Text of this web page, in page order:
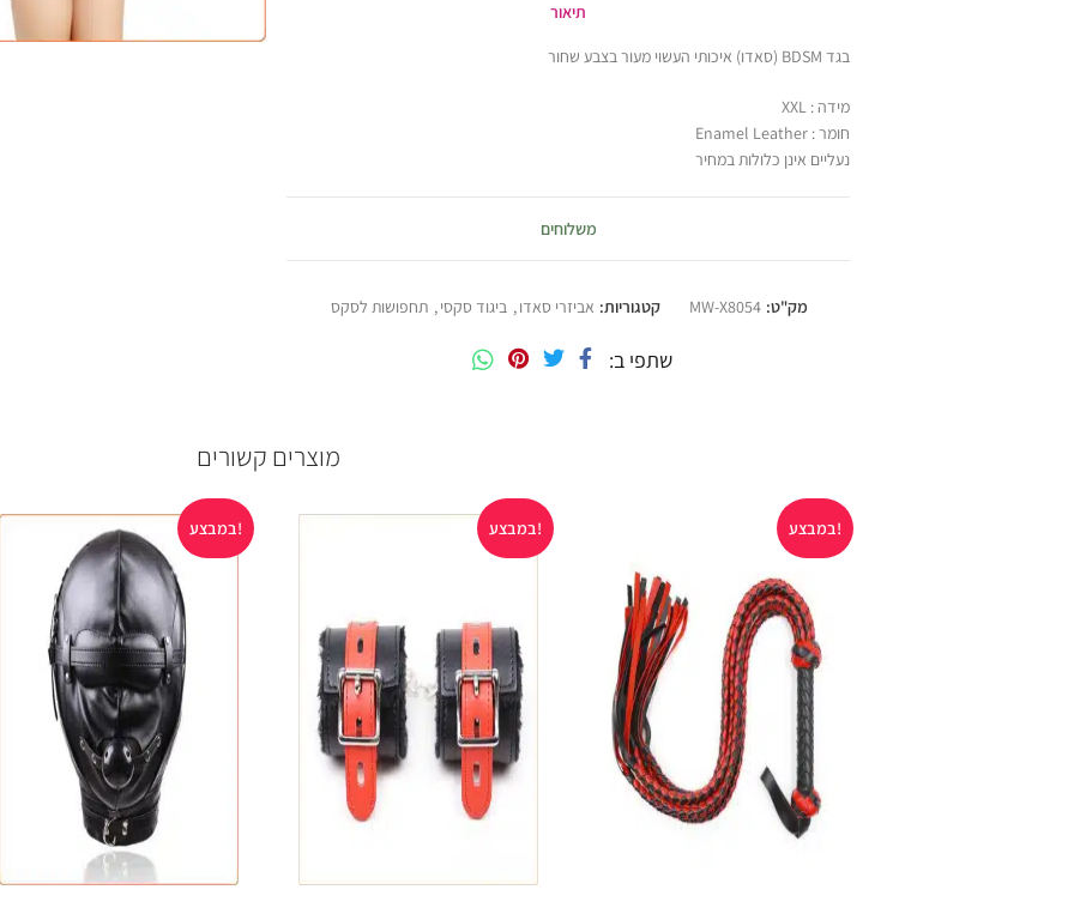
תיאור
בגד BDSM (סאדו) איכותי העשוי מעור בצבע שחור
מידה : XXL
חומר : Enamel Leather
נעליים אינן כלולות במחיר
משלוחים
מק"ט: MW-X8054 קטגוריות: אביזרי סאדו, ביגוד סקסי, תחפושות לסקס
שתפי ב
מוצרים קשורים
במבצע! במבצע! במבצע!